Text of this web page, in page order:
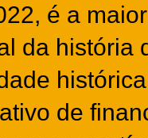
é a
da história
de